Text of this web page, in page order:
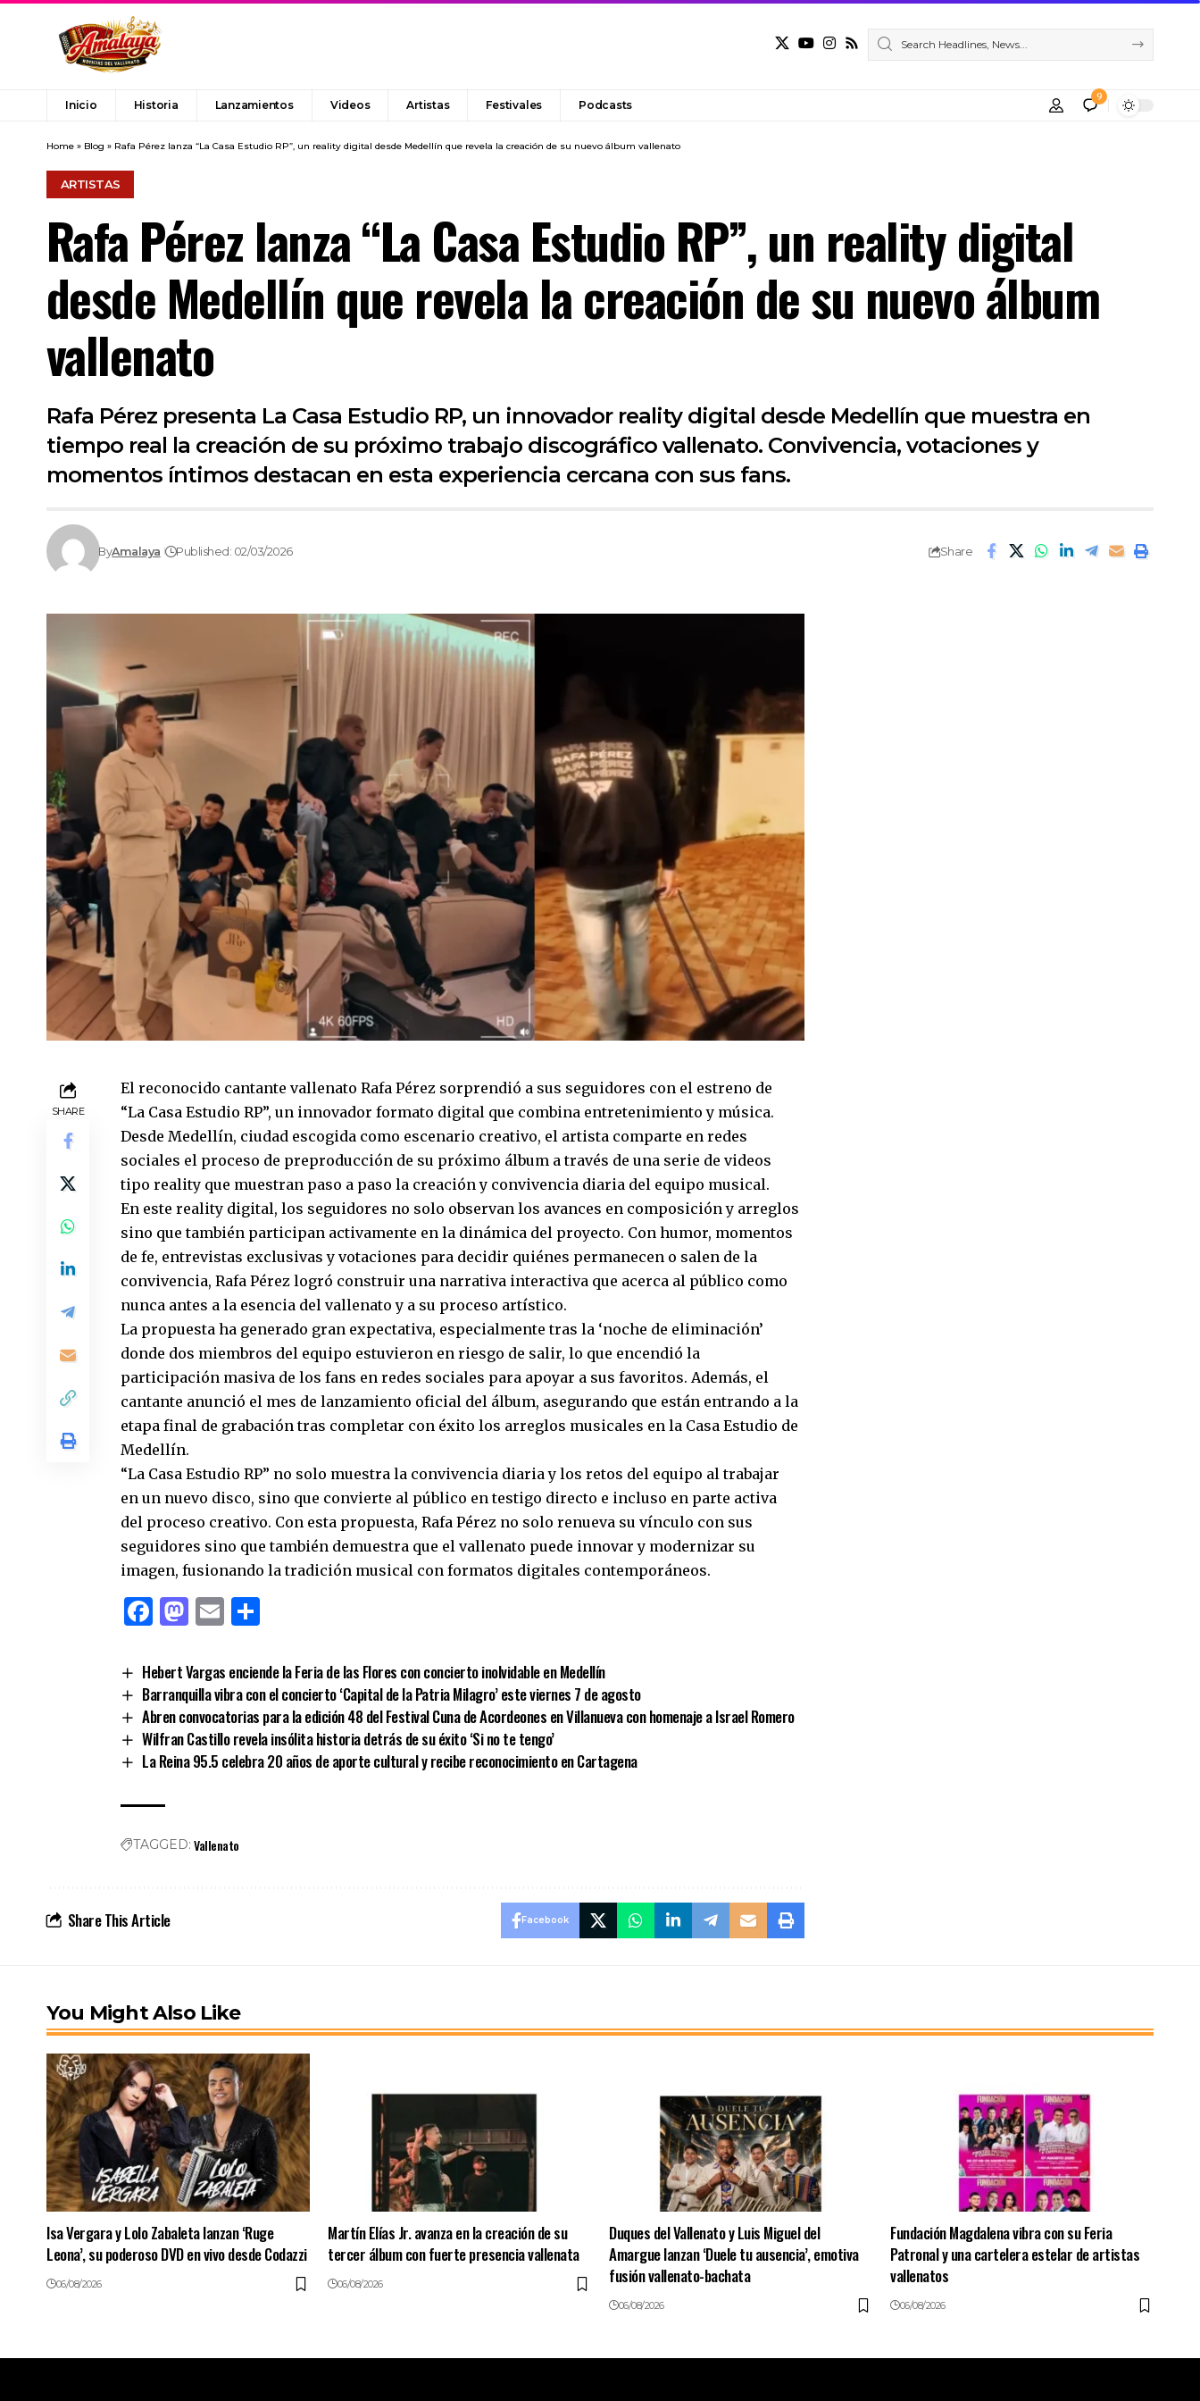
Inicio Historia Lanzamientos Videos Artistas Festivales Podcasts
9
Home » Blog » Rafa Pérez lanza “La Casa Estudio RP”, un reality digital desde Medellín que revela la creación de su nuevo álbum vallenato
ARTISTAS
Rafa Pérez lanza “La Casa Estudio RP”, un reality digital
desde Medellín que revela la creación de su nuevo álbum
vallenato
Rafa Pérez presenta La Casa Estudio RP, un innovador reality digital desde Medellín que muestra en
tiempo real la creación de su próximo trabajo discográfico vallenato. Convivencia, votaciones y
momentos íntimos destacan en esta experiencia cercana con sus fans.
ByAmalaya Published: 02/03/2026 Share
SHARE
El reconocido cantante vallenato Rafa Pérez sorprendió a sus seguidores con el estreno de
“La Casa Estudio RP”, un innovador formato digital que combina entretenimiento y música.
Desde Medellín, ciudad escogida como escenario creativo, el artista comparte en redes
sociales el proceso de preproducción de su próximo álbum a través de una serie de videos
tipo reality que muestran paso a paso la creación y convivencia diaria del equipo musical.
En este reality digital, los seguidores no solo observan los avances en composición y arreglos
sino que también participan activamente en la dinámica del proyecto. Con humor, momentos
de fe, entrevistas exclusivas y votaciones para decidir quiénes permanecen o salen de la
convivencia, Rafa Pérez logró construir una narrativa interactiva que acerca al público como
nunca antes a la esencia del vallenato y a su proceso artístico.
La propuesta ha generado gran expectativa, especialmente tras la ‘noche de eliminación’
donde dos miembros del equipo estuvieron en riesgo de salir, lo que encendió la
participación masiva de los fans en redes sociales para apoyar a sus favoritos. Además, el
cantante anunció el mes de lanzamiento oficial del álbum, asegurando que están entrando a la
etapa final de grabación tras completar con éxito los arreglos musicales en la Casa Estudio de
Medellín.
“La Casa Estudio RP” no solo muestra la convivencia diaria y los retos del equipo al trabajar
en un nuevo disco, sino que convierte al público en testigo directo e incluso en parte activa
del proceso creativo. Con esta propuesta, Rafa Pérez no solo renueva su vínculo con sus
seguidores sino que también demuestra que el vallenato puede innovar y modernizar su
imagen, fusionando la tradición musical con formatos digitales contemporáneos.
Facebook
Mastodon
Email
Hebert Vargas enciende la Feria de las Flores con concierto inolvidable en Medellín
Barranquilla vibra con el concierto ‘Capital de la Patria Milagro’ este viernes 7 de agosto
Abren convocatorias para la edición 48 del Festival Cuna de Acordeones en Villanueva con homenaje a Israel Romero
Wilfran Castillo revela insólita historia detrás de su éxito ‘Si no te tengo’
La Reina 95.5 celebra 20 años de aporte cultural y recibe reconocimiento en Cartagena
TAGGED: Vallenato
Share This Article Facebook
You Might Also Like
Isa Vergara y Lolo Zabaleta lanzan ‘Ruge
Leona’, su poderoso DVD en vivo desde Codazzi
06/08/2026
Martín Elías Jr. avanza en la creación de su
tercer álbum con fuerte presencia vallenata
06/08/2026
Duques del Vallenato y Luis Miguel del
Amargue lanzan ‘Duele tu ausencia’, emotiva
fusión vallenato-bachata
06/08/2026
Fundación Magdalena vibra con su Feria
Patronal y una cartelera estelar de artistas
vallenatos
06/08/2026